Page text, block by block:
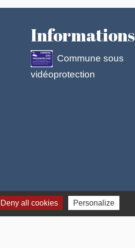
Informations
Commune sous
vidéoprotection
Deny all cookies Personalize